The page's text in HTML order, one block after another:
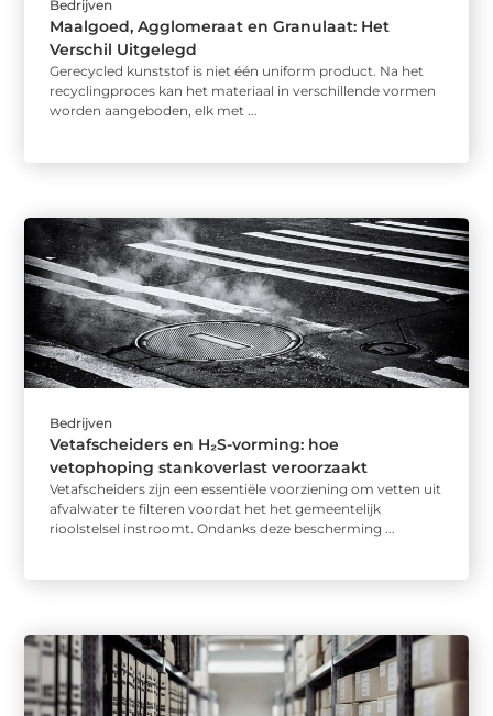
Bedrijven
Maalgoed, Agglomeraat en Granulaat: Het
Verschil Uitgelegd
Gerecycled kunststof is niet één uniform product. Na het
recyclingproces kan het materiaal in verschillende vormen
worden aangeboden, elk met ...
Bedrijven
Vetafscheiders en H₂S-vorming: hoe
vetophoping stankoverlast veroorzaakt
Vetafscheiders zijn een essentiële voorziening om vetten uit
afvalwater te filteren voordat het het gemeentelijk
rioolstelsel instroomt. Ondanks deze bescherming ...